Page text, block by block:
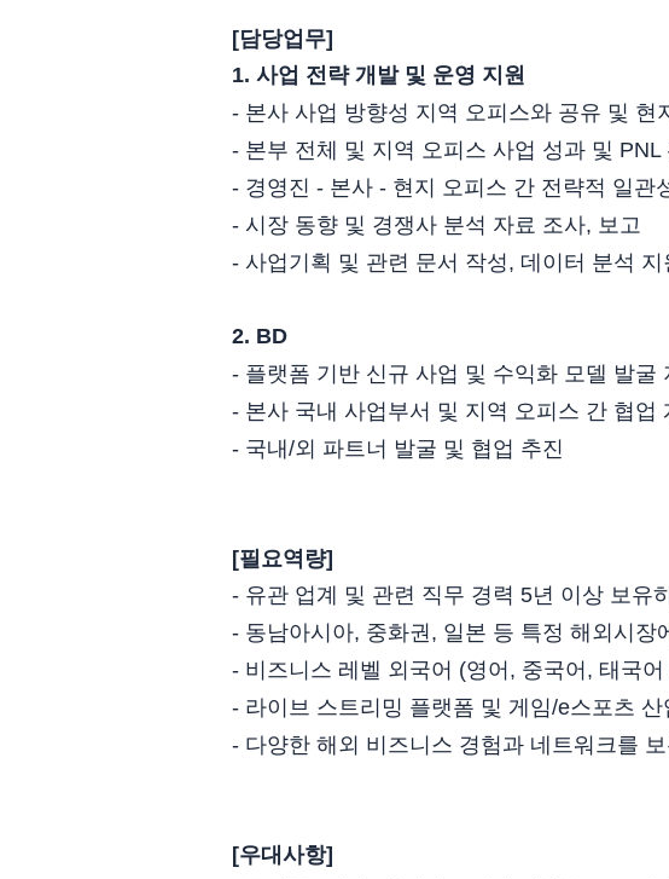
[담당업무]
1. 사업 전략 개발 및 운영 지원
- 본사 사업 방향성 지역 오피스와 공유 및 현
- 본부 전체 및 지역 오피스 사업 성과 및 PNL
- 경영진 - 본사 - 현지 오피스 간 전략적 일관
- 시장 동향 및 경쟁사 분석 자료 조사, 보고
- 사업기획 및 관련 문서 작성, 데이터 분석 지
2. BD
- 플랫폼 기반 신규 사업 및 수익화 모델 발굴
- 본사 국내 사업부서 및 지역 오피스 간 협업
- 국내/외 파트너 발굴 및 협업 추진
[필요역량]
- 유관 업계 및 관련 직무 경력 5년 이상 보유
- 동남아시아, 중화권, 일본 등 특정 해외시장
- 비즈니스 레벨 외국어 (영어, 중국어, 태국
- 라이브 스트리밍 플랫폼 및 게임/e스포츠
- 다양한 해외 비즈니스 경험과 네트워크를
[우대사항]